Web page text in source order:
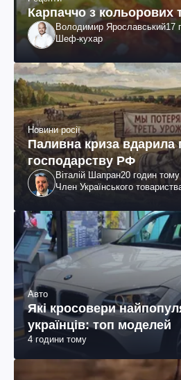
Карпаччо з кольорових
Володимир Ярославський17
Шеф-кухар
Новини росії
Паливна криза вдарила
господарству РФ
Віталій Шапран20 годин тому
Член Українського
Авто
Які кросовери
українців: топ моделей
4 години тому